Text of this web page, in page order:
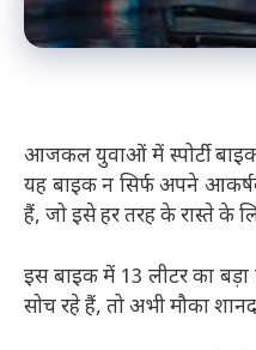
आजकल युवाओं में स्पोर्टी
यह बाइक न सिर्फ अपने
हैं, जो इसे हर तरह के रास्ते के
इस बाइक में 13 लीटर का
सोच रहे हैं, तो अभी मौका